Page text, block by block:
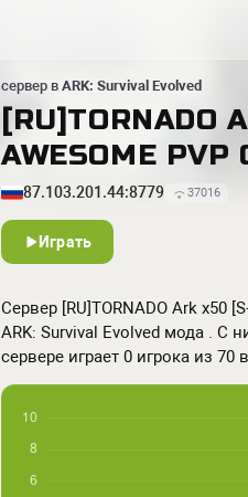
сервер в ARK: Survival Evolved
[RU]TORNADO
AWESOME PVP
87.103.201.44:8779 37016
Играть
Сервер [RU]TORNADO Ark x50
ARK: Survival Evolved мода . С
сервере играет 0 игрока из